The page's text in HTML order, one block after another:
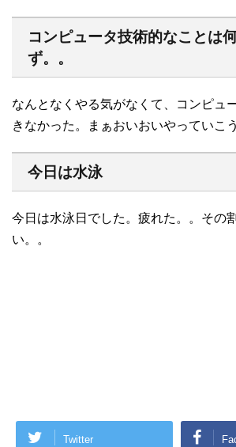
コンピュータ技術的なことは
ず。。
なんとなくやる気がなくて、コンピュ
きなかった。まぁおいおいやっていこう
今日は水泳
今日は水泳日でした。疲れた。。その
い。。
Twitter